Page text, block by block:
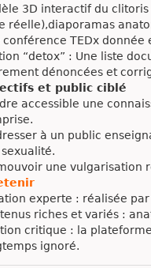
3D interactif du
réelle),diaporamas
conférence TEDx
“detox” : Une liste
dénoncées et
et public ciblé
accessible une
à un public
une vulgarisation
experte : réalisée
riches et variés :
critique : la
ignoré.